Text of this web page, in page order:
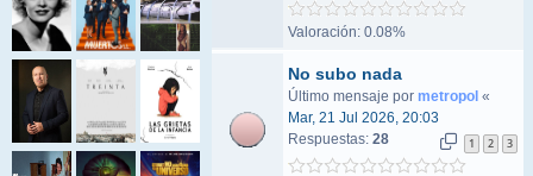
Valoración: 0.08%
No subo nada
Último mensaje por metropol «
Mar, 21 Jul 2026, 20:03
Respuestas: 28 1 2 3